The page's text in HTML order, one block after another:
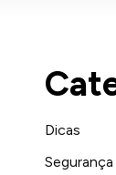
Dicas
Segurança